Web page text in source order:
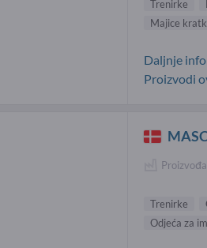
Trenirke
Majice
Daljnje
Proizvodi
Trenirke
Odjeća za